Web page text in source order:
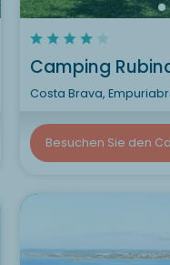
Camping
Costa Brava,
Besuchen Sie den